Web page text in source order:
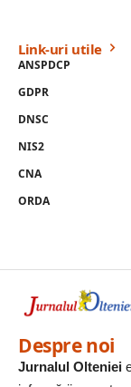
Link-uri utile
ANSPDCP
GDPR
DNSC
NIS2
CNA
ORDA
Despre noi
Jurnalul Olteniei